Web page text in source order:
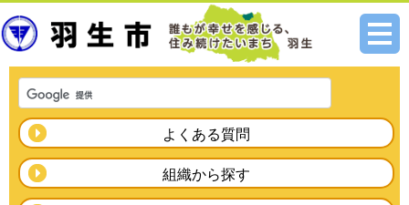
メニ
よくある質問
組織から探す